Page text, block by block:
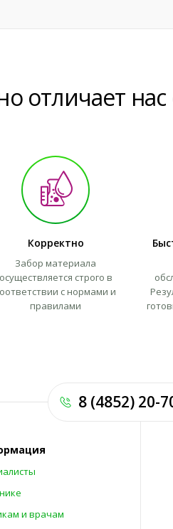
отличает
Корректно
Забор материала
осуществляется строго в
с нормами и
правилами
и врачам
8 (4852) 20-